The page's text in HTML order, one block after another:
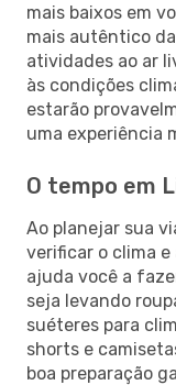
mais baixos em
mais autêntico
atividades ao ar
às condições
estarão
uma experiência
O tempo em
Ao planejar sua
verificar o clima e
ajuda você a
seja levando
suéteres para
shorts e
boa preparação